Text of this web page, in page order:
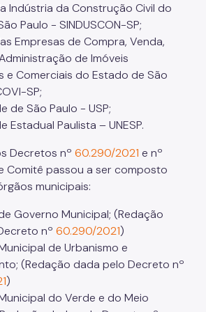
Indústria da Construção Civil do
Paulo - SINDUSCON-SP;
Empresas de Compra, Venda,
de Imóveis
e Comerciais do Estado de São
SP;
de São Paulo - USP;
Estadual Paulista – UNESP.
Decretos nº 60.290/2021 e nº
Comitê passou a ser composto
municipais:
Governo Municipal; (Redação
nº 60.290/2021)
de Urbanismo e
(Redação dada pelo Decreto nº
)
do Verde e do Meio